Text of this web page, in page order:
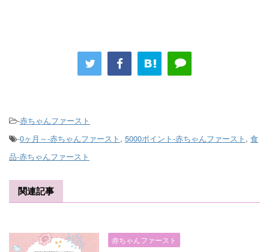
-赤ちゃんファースト
-0ヶ月～-赤ちゃんファースト , 5000ポイント-赤ちゃんファースト , 食
品-赤ちゃんファースト
関連記事
赤ちゃんファースト